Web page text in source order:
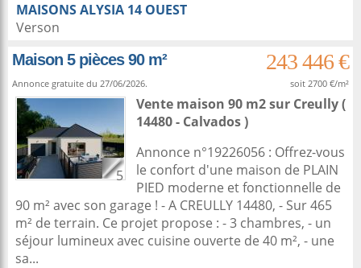
MAISONS ALYSIA 14 OUEST
Verson
Maison 5 pièces 90 m²
243 446 €
Annonce gratuite du 27/06/2026. soit 2700 €/m²
5
Vente maison 90 m2sur Creully(
14480 - Calvados )
Annonce n°19226056 : Offrez-vous
le confort d'une maison de PLAIN
PIED moderne et fonctionnelle de
90 m² avec son garage ! - A CREULLY 14480, - Sur 465
m² de terrain. Ce projet propose : - 3 chambres, - un
séjour lumineux avec cuisine ouverte de 40 m², - une
sa...